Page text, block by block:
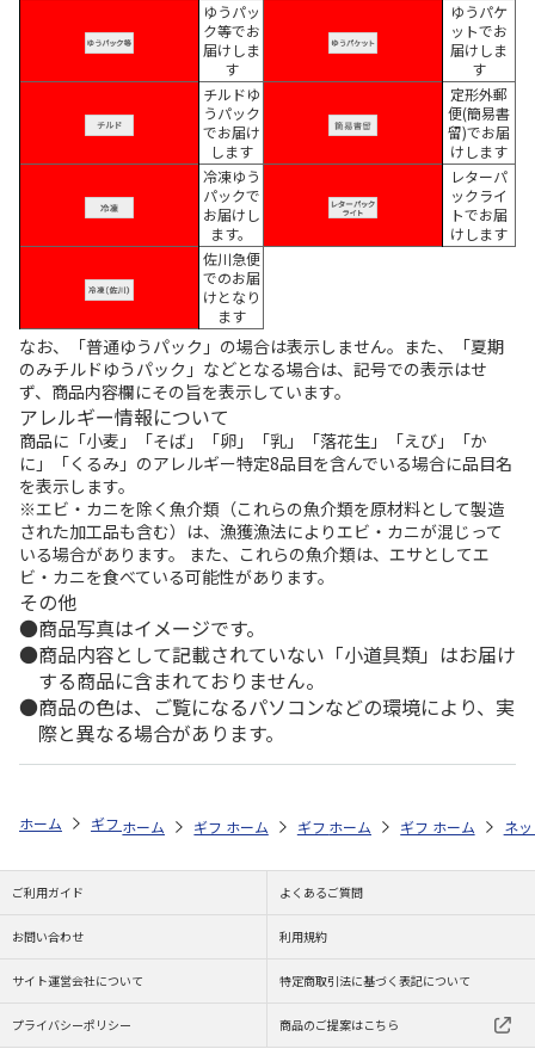
ゆうパッ
ク等でお
届けしま
す
ゆうパケ
ットでお
届けしま
す
チルドゆ
うパック
でお届け
します
定形外郵
便(簡易書
留)でお届
けします
冷凍ゆう
パックで
お届けし
ます。
レターパ
ックライ
トでお届
けします
佐川急便
でのお届
けとなり
ます
なお、「普通ゆうパック」の場合は表示しません。また、「夏期
のみチルドゆうパック」などとなる場合は、記号での表示はせ
ず、商品内容欄にその旨を表示しています。
アレルギー情報について
商品に「小麦」「そば」「卵」「乳」「落花生」「えび」「か
に」「くるみ」のアレルギー特定8品目を含んでいる場合に品目名
を表示します。
※エビ・カニを除く魚介類（これらの魚介類を原材料として製造
された加工品も含む）は、漁獲漁法によりエビ・カニが混じって
いる場合があります。 また、これらの魚介類は、エサとしてエ
ビ・カニを食べている可能性があります。
その他
商品写真はイメージです。
商品内容として記載されていない「小道具類」はお届け
する商品に含まれておりません。
商品の色は、ご覧になるパソコンなどの環境により、実
際と異なる場合があります。
ホーム ギフトストア お中元・夏ギフト特集 2026 お菓子・スイーツ
ホーム ギフトストア お中元・夏ギフト特集 2026
ホーム ギフトストア お中元・夏ギフト
ホーム ギフトストア お
ホーム ネ
ご利用ガイド よくあるご質問
お問い合わせ 利用規約
サイト運営会社について 特定商取引法に基づく表記について
プライバシーポリシー 商品のご提案はこちら